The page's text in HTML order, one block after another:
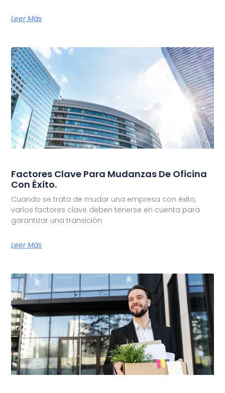
Leer Más
Factores Clave Para Mudanzas De Oficina
Con Éxito.
Cuando se trata de mudar una empresa con éxito,
varios factores clave deben tenerse en cuenta para
garantizar una transición
Leer Más